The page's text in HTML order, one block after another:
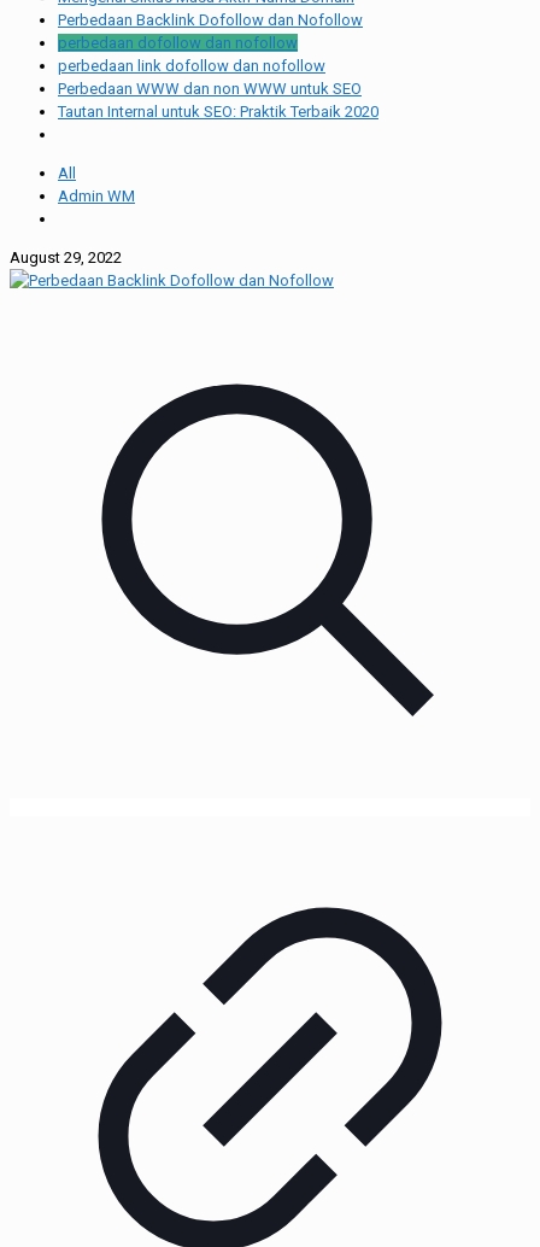
Perbedaan Backlink Dofollow dan Nofollow
perbedaan dofollow dan nofollow
perbedaan link dofollow dan nofollow
Perbedaan WWW dan non WWW untuk SEO
Tautan Internal untuk SEO: Praktik Terbaik 2020
All
Admin WM
August 29, 2022